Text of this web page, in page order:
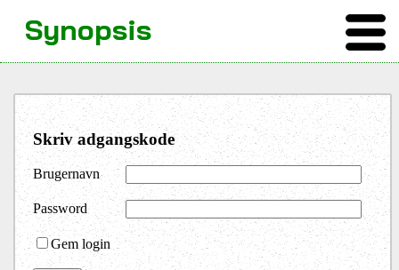
Skriv adgangskode
Brugernavn
Password
Gem login
Synopsis